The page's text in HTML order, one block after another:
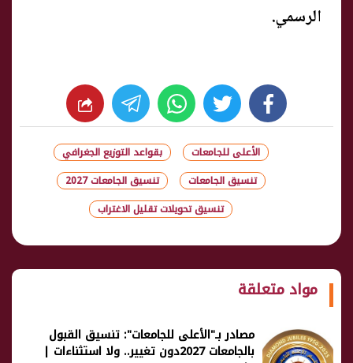
الرسمي.
facebook
twitter
whats
الأعلى للجامعات
بقواعد التوزيع الجغرافي
تنسيق الجامعات
تنسيق الجامعات 2027
تنسيق تحويلات تقليل الاغتراب
مواد متعلقة
مصادر بـ"الأعلى للجامعات": تنسيق القبول
بالجامعات 2027دون تغيير.. ولا استثناءات |